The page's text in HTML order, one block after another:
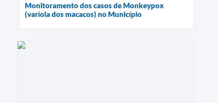
Monitoramento dos casos de Monkeypox
(varíola dos macacos) no Município